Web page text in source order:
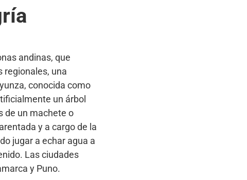
andinas, que
regionales, una
conocida como
un árbol
de un machete o
y a cargo de la
jugar a echar agua a
Las ciudades
y Puno.